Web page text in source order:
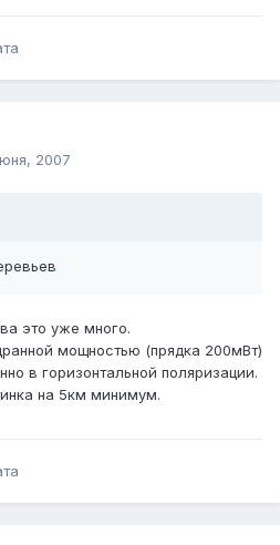
2007
это уже много.
мощностью (прядка 200мВт)
в горизонтальной поляризации.
на 5км минимум.